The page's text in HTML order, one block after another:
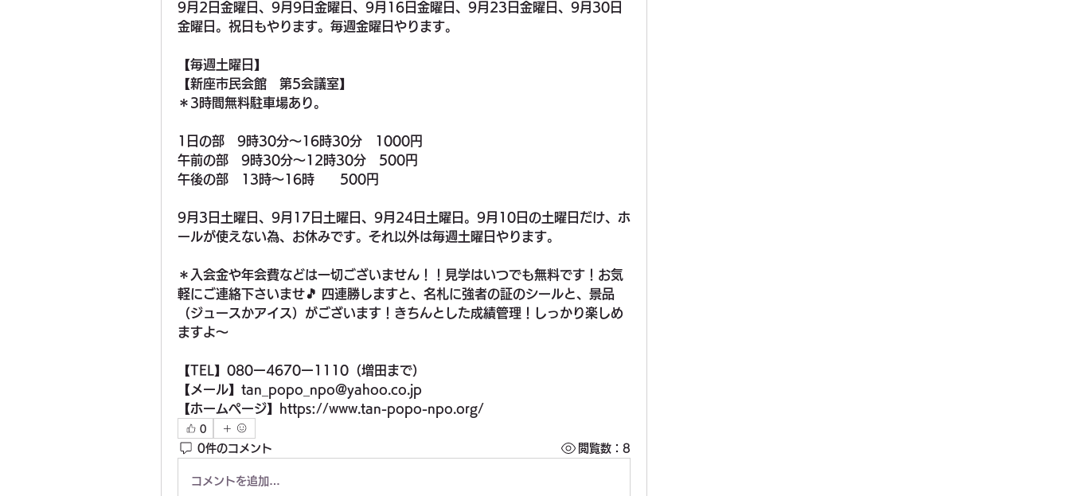
9月2日金曜日、9月9日金曜日、9月16日金曜日、9月23日金曜日、9月30日
金曜日。祝日もやります。毎週金曜日やります。
【毎週土曜日】
【新座市民会館　第5会議室】
＊3時間無料駐車場あり。
1日の部　9時30分〜16時30分　1000円
午前の部　9時30分〜12時30分　500円
午後の部　13時〜16時　　500円
9月3日土曜日、9月17日土曜日、9月24日土曜日。9月10日の土曜日だけ、ホ
ールが使えない為、お休みです。それ以外は毎週土曜日やります。
＊入会金や年会費などは一切ございません！！見学はいつでも無料です！お気
軽にご連絡下さいませ🎵 四連勝しますと、名札に強者の証のシールと、景品
（ジュースかアイス）がございます！きちんとした成績管理！しっかり楽しめ
ますよ〜
【TEL】080ー4670ー1110（増田まで）
【メール】tan_popo_npo@yahoo.co.jp
【ホームページ】https://www.tan-popo-npo.org/
0
0件のコメント 閲覧数：8
コメントを追加…